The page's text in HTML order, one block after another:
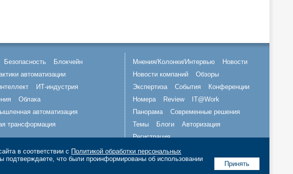
Безопасность
Блокчейн
автоматизации
ИТ-индустрия
Облака
автоматизация
трансформация
Мнения/Колонки/Интервью
Новости
Новости компаний
Обзоры
Экспертиза
События
Конференции
Номера
Review
IT@Work
Панорама
Современные решения
Темы
Блоги
Авторизация
Регистрация
Подписывайтесь на нас
Принять
в соответствии с Политикой обработки персональных
что были проинформированы об использовании